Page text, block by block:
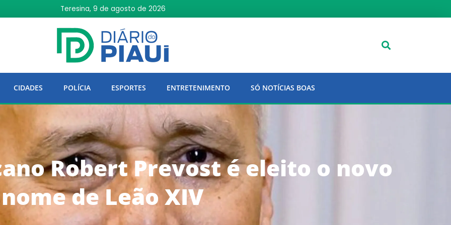
Teresina, 9 de agosto de 2026
CIDADES POLÍCIA ESPORTES ENTRETENIMENTO SÓ NOTÍCIAS BOAS
Robert Prevost é eleito o novo
de Leão XIV